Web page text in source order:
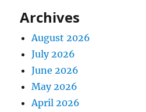
Archives
August 2026
July 2026
June 2026
May 2026
April 2026